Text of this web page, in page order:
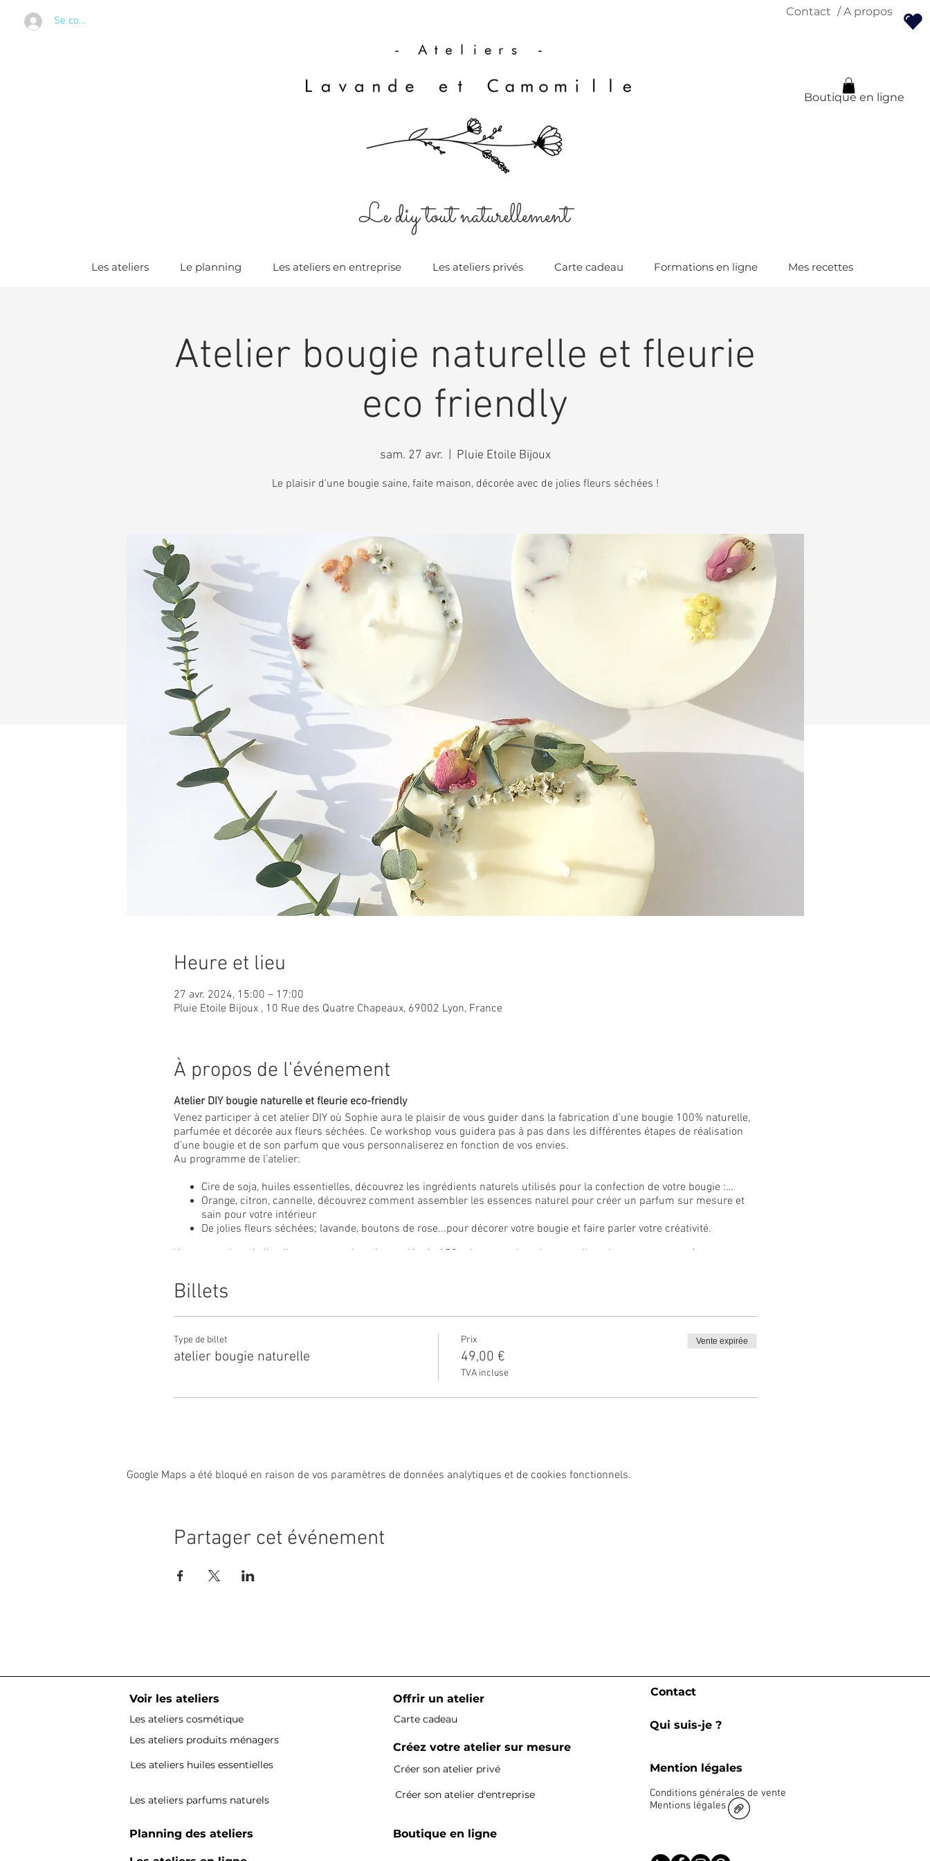
Se connecter
Contact / A propos
Boutique en ligne
Le diy tout naturellement
Les ateliers Le planning Les ateliers en entreprise Les ateliers privés Carte cadeau Formations en ligne Mes recettes
Atelier bougie naturelle et fleurie
eco friendly
sam. 27 avr. Pluie Etoile Bijoux
Le plaisir d'une bougie saine, faite maison, décorée avec de jolies fleurs séchées !
Heure et lieu
27 avr. 2024, 15:00 – 17:00
Pluie Etoile Bijoux , 10 Rue des Quatre Chapeaux, 69002 Lyon, France
À propos de l'événement
Atelier DIY bougie naturelle et fleurie eco-friendly
Venez participer à cet atelier DIY où Sophie aura le plaisir de vous guider dans la fabrication d’une bougie 100% naturelle,
parfumée et décorée aux fleurs séchées. Ce workshop vous guidera pas à pas dans les différentes étapes de réalisation
d’une bougie et de son parfum que vous personnaliserez en fonction de vos envies.
Au programme de l’atelier:
Cire de soja, huiles essentielles, découvrez les ingrédients naturels utilisés pour la confection de votre bougie :…
Orange, citron, cannelle, découvrez comment assembler les essences naturel pour créer un parfum sur mesure et
sain pour votre intérieur
De jolies fleurs séchées; lavande, boutons de rose...pour décorer votre bougie et faire parler votre créativité.
Vous repartirez de l'atelier avec votre bougie moulée de 150 ml env, une bougie naturelle qui se consomme très
Entre senteur, créativité et olfaction un atelier pour le plaisir des sens...
49€/pers
2H
Billets
Type de billet
atelier bougie naturelle
Prix
49,00 €
TVA incluse
Vente expirée
Google Maps a été bloqué en raison de vos paramètres de données analytiques et de cookies fonctionnels.
Partager cet événement
Voir les ateliers
Les ateliers cosmétique
Les ateliers produits ménagers
Les ateliers huiles essentielles
Les ateliers parfums naturels
Planning des ateliers
Offrir un atelier
Carte cadeau
Créez votre atelier sur mesure
Créer son atelier privé
Créer son atelier d'entreprise
Boutique en ligne
Contact
Qui suis-je ?
Mention légales
Conditions générales de vente
Mentions légales